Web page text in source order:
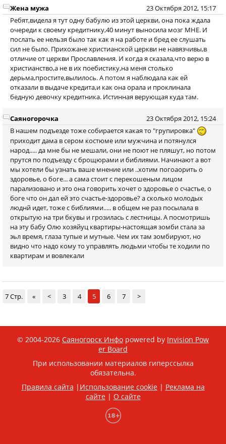
23 Октября 2012, 15:17
Жена мужа
Ребят,видела я тут одну бабулю из этой церкви, она пока ждала
очереди к своему кредитнику,40 минут выносила мозг МНЕ. И
послать ее нельзя было так как я на работе и бред ее слушать
сил не было. Прихожане христианской церкви не навязчивы,в
отличие от церкви Прославления. И когда я сказала,что верю в
христианство,а не в их поебистику,на меня столько
дерьма,простите,вылилось. А потом я наблюдала как ей
отказали в выдаче кредита,и как она орала и проклинала
бедную девочку кредитника. Истинная верующая куда там.
23 Октября 2012, 15:24
Саяногорочка
В нашем подъезде тоже собирается какая то "групировка"
приходит дама в сером костюме или мужчина и потянулся
народ..... да мне бы не мешали, они не поют не пляшут, но потом
прутся по подъезду с брощюрами и библиями. Начинают а вот
мы хотели бы узнать ваше мнение или ..хотим погоаорить о
здоровье, о боге... а сама стоит с перекошеным лицом
парализовано и это она говорить хочет о здоровье о счастье, о
боге что он дал ей это счастье-здоровье? а сколько молодых
люднй идет, тоже с библиями..... в общем не раз посылала в
открытую на три бкувы и грозилась с лестницы. А посмотришь
на эту бабу Олю хозяйуц квартиры-настоящая зомби стала за
эьл время, глаза тупые и мутные. Чем их там зомбируют, но
видно что надо кому то управлять людьми чтобы те ходили по
квартирам и вовлекали
7 Стр. « < 3 4 5 6 7 >
© 2004-2026 Саяногорск Инфо powered by Invision Pow
er Board
При использовании материалов гиперссылка
обязательна.
Правила сайта | Использование cookie| Реклама на
сайте| О сайте